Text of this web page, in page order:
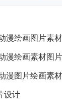
漫绘画图片素
漫绘画素材图
漫图片绘画素
设计